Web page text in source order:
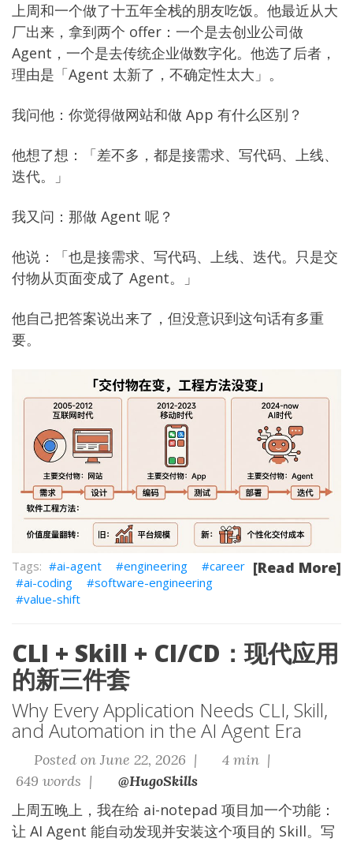
上周和一个做了十五年全栈的朋友吃饭。他最近从大
厂出来，拿到两个 offer：一个是去创业公司做
Agent，一个是去传统企业做数字化。他选了后者，
理由是「Agent 太新了，不确定性太大」。
我问他：你觉得做网站和做 App 有什么区别？
他想了想：「差不多，都是接需求、写代码、上线、
迭代。」
我又问：那做 Agent 呢？
他说：「也是接需求、写代码、上线、迭代。只是交
付物从页面变成了 Agent。」
他自己把答案说出来了，但没意识到这句话有多重
要。
[Read More]
ai-agent engineering
career
ai-coding
software-engineering
value-shift
CLI + Skill + CI/CD：现代应用
的新三件套
Why Every Application Needs CLI, Skill,
and Automation in the AI Agent Era
Posted on June 22, 2026 |
4 min |
649 words |
@HugoSkills
上周五晚上，我在给 ai-notepad 项目加一个功能：
让 AI Agent 能自动发现并安装这个项目的 Skill。写